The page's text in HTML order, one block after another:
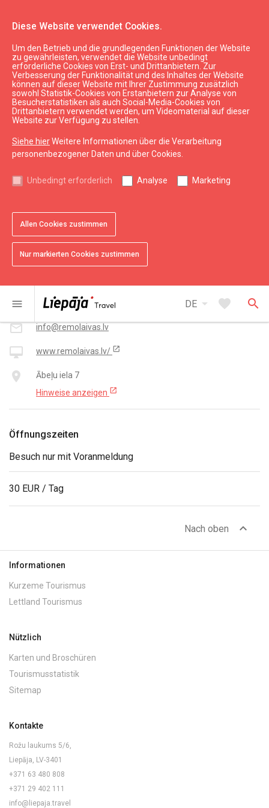
Diese Website verwendet Cookies.
Um den Betrieb und die grundlegenden Funktionen der Website
zu gewährleisten, verwendet die Website unbedingt
erforderliche Cookies von Erst- und Drittanbietern. Zur
Verbesserung der Funktionalität und des Inhaltes der Website
können auf dieser Website mit Ihrer Zustimmung zusätzlich
sowohl Statistik-Cookies von Erstanbietern zur Analyse von
Besucherstatistiken als auch Social-Media-Cookies von
Drittanbietern verwendet werden, um Videomaterial auf dieser
Website zur Verfügung zu stellen.
Siehe hierWeitere Informationen über die Verarbeitung
personenbezogener Daten und über Cookies.
Unbedingt erforderlich Analyse Marketing
Allen Cookies zustimmen
Nur markierten Cookies zustimmen
menu DE arrow_drop_down favorite search
Sehen & Tun Freizeitaktivitäten
Bootsverleih "Remo Laivas"
chevron_left
1 von 4
2 von 4
3 von 4
4 von 4
30 EUR / Tag
Öffnungszeiten
Besuch nur mit Voranmeldung
smartphone +371 20 011 033
mail_outline info@remolaivas.lv
desktop_mac www.remolaivas.lv/ open_in_new
place
Ābeļu iela 7
Hinweise anzeigen open_in_new
Nach oben expand_less
Informationen
Kurzeme Tourismus
Lettland Tourismus
Nützlich
Karten und Broschüren
Tourismusstatistik
Sitemap
Kontakte
Rožu laukums 5/6,
Liepāja, LV-3401
+371 63 480 808
+371 29 402 111
info@liepaja.travel